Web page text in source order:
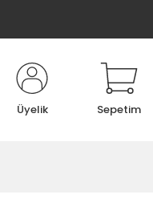
Üyelik Sepetim